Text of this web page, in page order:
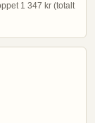
1 347 kr (totalt